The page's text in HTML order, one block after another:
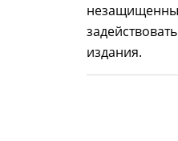
издания.